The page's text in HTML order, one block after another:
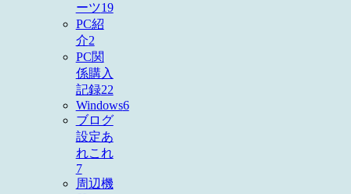
ーツ19
PC紹
介2
PC関
係購入
記録22
Windows6
ブログ
設定あ
れこれ
7
周辺機